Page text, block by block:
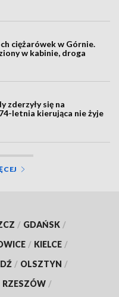
ciężarówek w Górnie.
w kabinie, droga
zderzyły się na
letnia kierująca nie żyje
/ GDAŃSK /
/ KIELCE /
/ OLSZTYN /
RZESZÓW /